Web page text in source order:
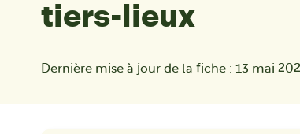
tiers-lieux
Dernière mise à jour de la fiche : 13 mai